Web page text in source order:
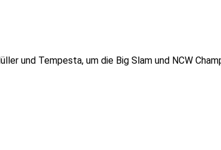
und Tempesta, um die Big Slam und NCW